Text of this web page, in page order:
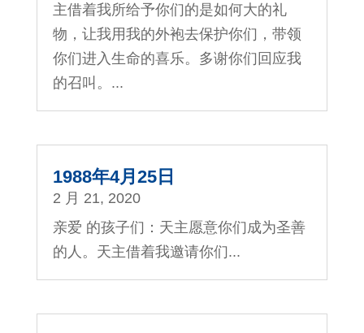
主借着我所给予你们的是如何大的礼
物，让我用我的外袍去保护你们，带领
你们进入生命的喜乐。多谢你们回应我
的召叫。...
1988年4月25日
2 月 21, 2020
亲爱 的孩子们：天主愿意你们成为圣善
的人。天主借着我邀请你们...